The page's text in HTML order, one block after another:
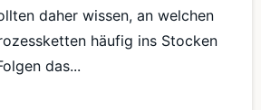
daher wissen, an welchen
häufig ins Stocken
das...